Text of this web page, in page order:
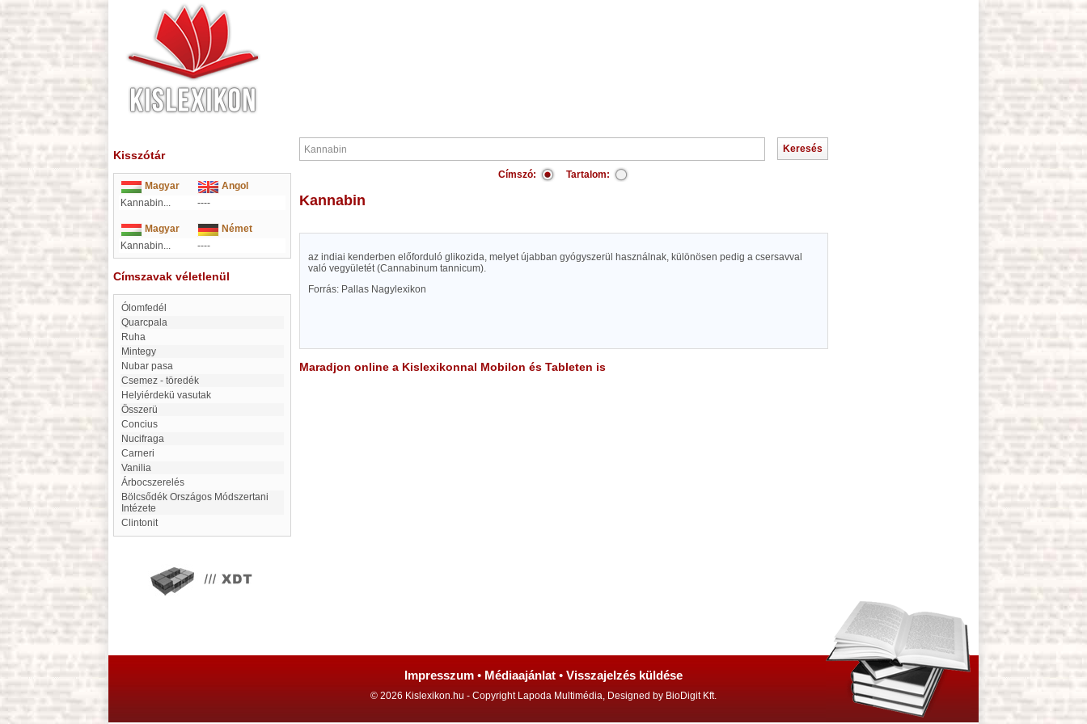
Kisszótár
Magyar
Angol
Kannabin...
----
Magyar
Német
Kannabin...
----
Címszavak véletlenül
Ólomfedél
Quarcpala
Ruha
Mintegy
Nubar pasa
Csemez - töredék
Helyiérdekü vasutak
Összerü
Concius
Nucifraga
Carneri
Vanilia
Árbocszerelés
Bölcsődék Országos Módszertani
Intézete
Clintonit
Címszó: Tartalom:
Kannabin
az indiai kenderben előforduló glikozida, melyet újabban gyógyszerül használnak, különösen pedig a csersavval
való vegyületét (Cannabinum tannicum).
Forrás: Pallas Nagylexikon
Maradjon online a Kislexikonnal Mobilon és Tableten is
Impresszum • Médiaajánlat • Visszajelzés küldése
© 2026 Kislexikon.hu - Copyright Lapoda Multimédia, Designed by BioDigit Kft.